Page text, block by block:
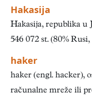
Hakasija
Hakasija, republika u
546 072 st. (80%
haker
haker (engl. hacker),
računalne mreže ili